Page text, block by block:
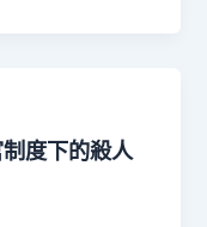
度下的殺人